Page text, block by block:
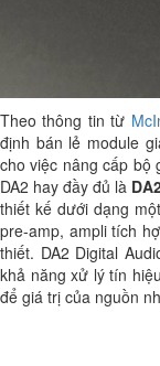
Theo thông tin từ
định bán lẻ module
cho việc nâng cấp bộ
DA2 hay đầy đủ là
thiết kế dưới dạng
pre-amp, ampli tích
thiết. DA2 Digital
khả năng xử lý tín
để giá trị của nguồn